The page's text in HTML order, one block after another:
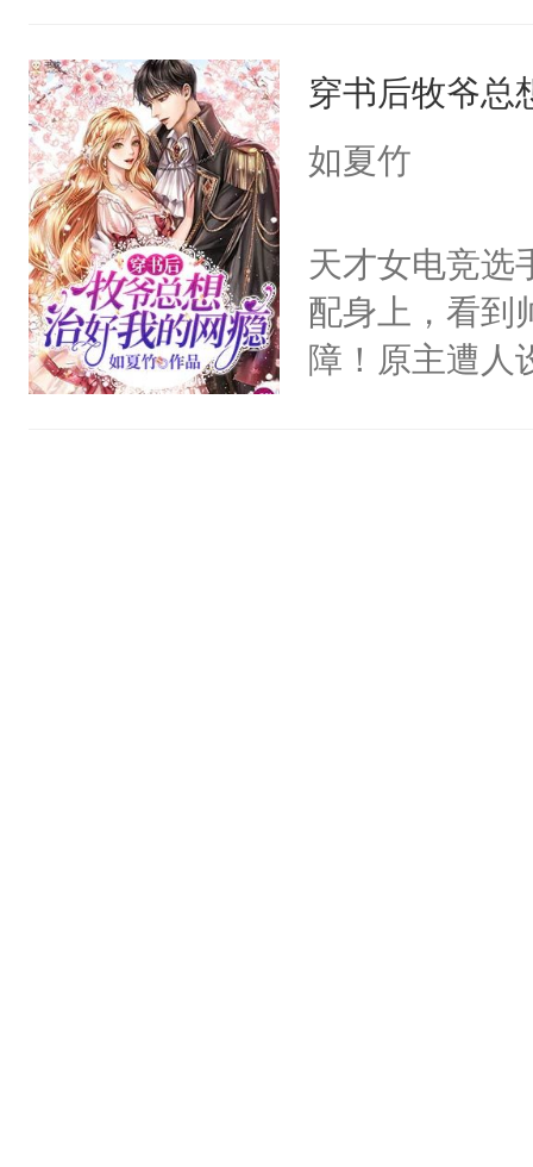
妻×生活不自
穿书后牧爷总
如夏竹
天才女电竞选
配身上，看到
障！原主遭人